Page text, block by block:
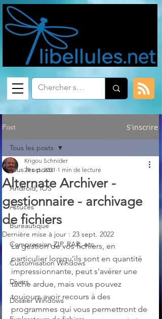
Post S'inscrire
Tous les posts
Android, iOS
Astuces
Bureautique
Compression ZIP, RAR, etc.
Customisation Windows
Divers
Dossier Windows
Tous les posts
Alternate Archiver -
gestionnaire - archivage
de fichiers
Krigou Schnider
29 oct. 2021 1 min de lecture
Dernière mise à jour : 23 sept. 2022
La gestion de vos fichiers, en
particulier lorsqu'ils sont en quantité
impressionnante, peut s'avérer une
tâche ardue, mais vous pouvez
toujours avoir recours à des
programmes qui vous permettront de